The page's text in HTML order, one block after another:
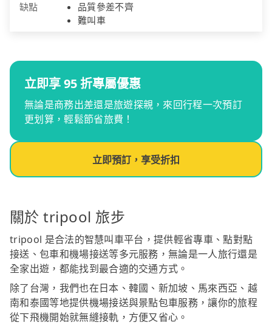
缺點
品質參差不齊
難叫車
立即享 95 折專屬優惠
無論是商務出差還是旅遊探親，來回行程一次預訂
更划算，輕鬆節省旅費！
立即預訂，享受折扣
關於 tripool 旅步
tripool 是合法的智慧叫車平台，提供輕省專車、點對點
接送、包車和機場接送等多元服務，無論是一人旅行還是
全家出遊，都能找到最合適的交通方式。
除了台灣，我們也在日本、韓國、新加坡、馬來西亞、越
南和泰國等地提供機場接送與景點包車服務，讓你的旅程
從下飛機開始就無縫接軌，方便又省心。